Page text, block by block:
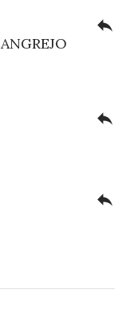
reply
reply
reply